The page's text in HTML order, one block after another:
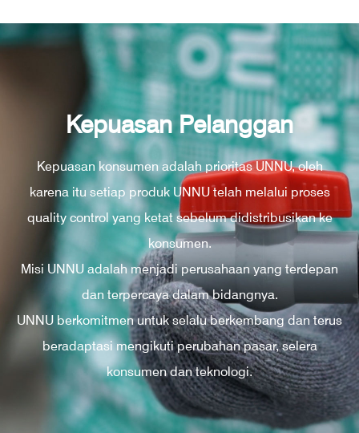
Kepuasan Pelanggan
Kepuasan konsumen adalah prioritas UNNU, oleh
karena itu setiap produk UNNU telah melalui proses
quality control yang ketat sebelum didistribusikan ke
konsumen.
Misi UNNU adalah menjadi perusahaan yang terdepan
dan terpercaya dalam bidangnya.
UNNU berkomitmen untuk selalu berkembang dan terus
beradaptasi mengikuti perubahan pasar, selera
konsumen dan teknologi.